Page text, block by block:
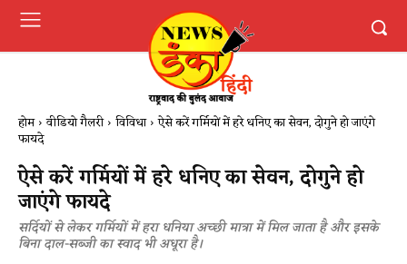
होम वीडियो गैलरी विविधा ऐसे करें गर्मियों में हरे धनिए का सेवन, दोगुने हो जाएंगे
फायदे
ऐसे करें गर्मियों में हरे धनिए का सेवन, दोगुने हो
जाएंगे फायदे
सर्दियों से लेकर गर्मियों में हरा धनिया अच्छी मात्रा में मिल जाता है और इसके
बिना दाल-सब्जी का स्वाद भी अधूरा है।